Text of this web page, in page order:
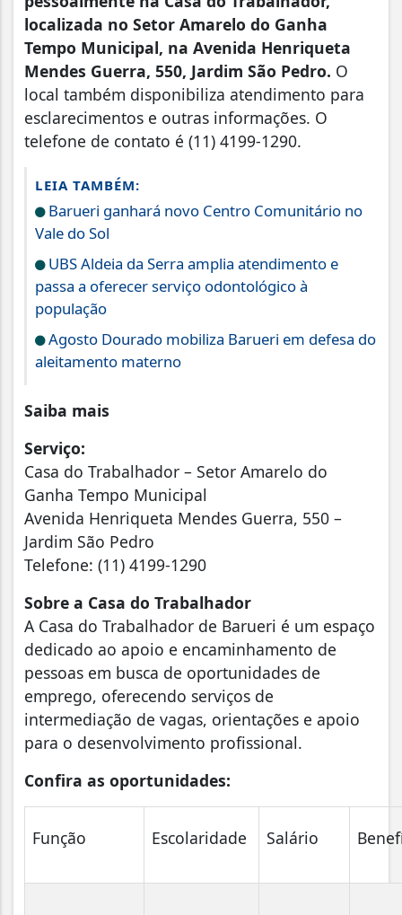
localizada no Setor Amarelo do Ganha
Tempo Municipal, na Avenida Henriqueta
Mendes Guerra, 550, Jardim São Pedro. O
local também disponibiliza atendimento para
esclarecimentos e outras informações. O
telefone de contato é (11) 4199-1290.
LEIA TAMBÉM:
Barueri ganhará novo Centro Comunitário no
Vale do Sol
UBS Aldeia da Serra amplia atendimento e
passa a oferecer serviço odontológico à
população
Agosto Dourado mobiliza Barueri em defesa do
aleitamento materno
Saiba mais
Serviço:
Casa do Trabalhador – Setor Amarelo do
Ganha Tempo Municipal
Avenida Henriqueta Mendes Guerra, 550 –
Jardim São Pedro
Telefone: (11) 4199-1290
Sobre a Casa do Trabalhador
A Casa do Trabalhador de Barueri é um espaço
dedicado ao apoio e encaminhamento de
pessoas em busca de oportunidades de
emprego, oferecendo serviços de
intermediação de vagas, orientações e apoio
para o desenvolvimento profissional.
Confira as oportunidades:
Função Escolaridade Salário